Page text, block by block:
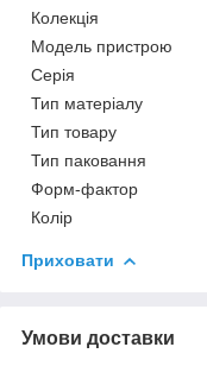
Колекція
Модель пристрою
Серія
Тип матеріалу
Тип товару
Тип паковання
Форм-фактор
Колір
Приховати
Умови доставки